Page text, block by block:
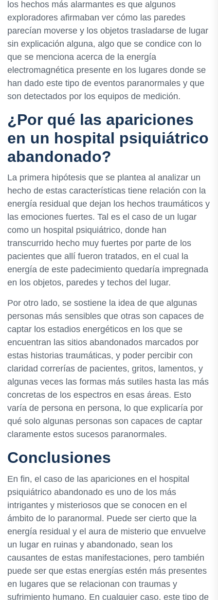
los hechos más alarmantes es que algunos
exploradores afirmaban ver cómo las paredes
parecían moverse y los objetos trasladarse de lugar
sin explicación alguna, algo que se condice con lo
que se menciona acerca de la energía
electromagnética presente en los lugares donde se
han dado este tipo de eventos paranormales y que
son detectados por los equipos de medición.
¿Por qué las apariciones
en un hospital psiquiátrico
abandonado?
La primera hipótesis que se plantea al analizar un
hecho de estas características tiene relación con la
energía residual que dejan los hechos traumáticos y
las emociones fuertes. Tal es el caso de un lugar
como un hospital psiquiátrico, donde han
transcurrido hecho muy fuertes por parte de los
pacientes que allí fueron tratados, en el cual la
energía de este padecimiento quedaría impregnada
en los objetos, paredes y techos del lugar.
Por otro lado, se sostiene la idea de que algunas
personas más sensibles que otras son capaces de
captar los estadios energéticos en los que se
encuentran las sitios abandonados marcados por
estas historias traumáticas, y poder percibir con
claridad correrías de pacientes, gritos, lamentos, y
algunas veces las formas más sutiles hasta las más
concretas de los espectros en esas áreas. Esto
varía de persona en persona, lo que explicaría por
qué solo algunas personas son capaces de captar
claramente estos sucesos paranormales.
Conclusiones
En fin, el caso de las apariciones en el hospital
psiquiátrico abandonado es uno de los más
intrigantes y misteriosos que se conocen en el
ámbito de lo paranormal. Puede ser cierto que la
energía residual y el aura de misterio que envuelve
un lugar en ruinas y abandonado, sean los
causantes de estas manifestaciones, pero también
puede ser que estas energías estén más presentes
en lugares que se relacionan con traumas y
sufrimiento humano. En cualquier caso, este tipo de